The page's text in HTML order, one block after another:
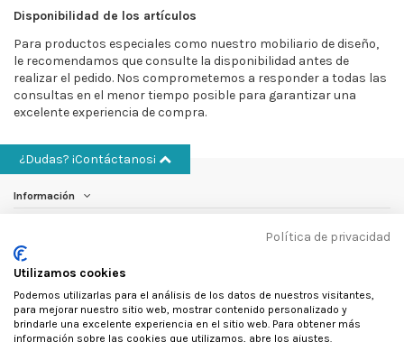
Disponibilidad de los artículos
Para productos especiales como nuestro mobiliario de diseño,
le recomendamos que consulte la disponibilidad antes de
realizar el pedido. Nos comprometemos a responder a todas las
consultas en el menor tiempo posible para garantizar una
excelente experiencia de compra.
¿Dudas? ¡Contáctanos¡
Información
Otros
Contáctanos
Política de privacidad
Utilizamos cookies
Podemos utilizarlas para el análisis de los datos de nuestros visitantes,
para mejorar nuestro sitio web, mostrar contenido personalizado y
brindarle una excelente experiencia en el sitio web. Para obtener más
información sobre las cookies que utilizamos, abre los ajustes.